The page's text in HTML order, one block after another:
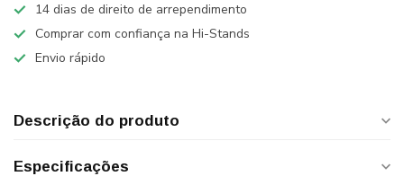
14 dias de direito de arrependimento
Comprar com confiança na Hi-Stands
Envio rápido
Descrição do produto
Especificações